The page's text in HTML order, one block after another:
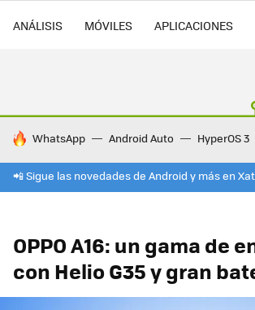
ANÁLISIS MÓVILES APLICACIONES
HOY SE HABLA DE
WhatsApp Android Auto HyperOS 3
📲 Sigue las novedades de Android y más en
OPPO A16: un gama de
con Helio G35 y gran